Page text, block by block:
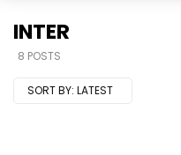
INTER
8 POSTS
SORT BY: LATEST